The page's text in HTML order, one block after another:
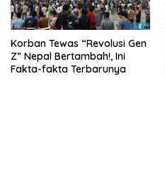
Korban Tewas “Revolusi Gen
Z” Nepal Bertambah!, Ini
Fakta-fakta Terbarunya